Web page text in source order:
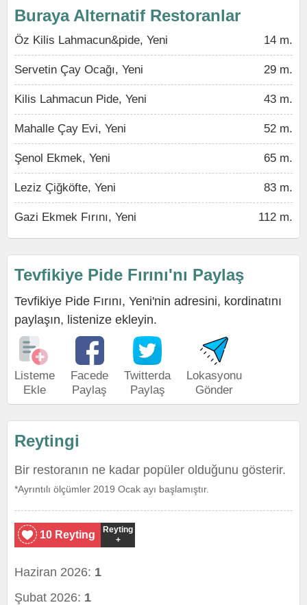
Buraya Alternatif Restoranlar
Öz Kilis Lahmacun&pide, Yeni 14 m.
Servetin Çay Ocağı, Yeni 29 m.
Kilis Lahmacun Pide, Yeni 43 m.
Mahalle Çay Evi, Yeni 52 m.
Şenol Ekmek, Yeni 65 m.
Leziz Çiğköfte, Yeni 83 m.
Gazi Ekmek Fırını, Yeni 112 m.
Tevfikiye Pide Fırını'nı Paylaş
Tevfikiye Pide Fırını, Yeni'nin adresini, kordinatını
paylaşın, listenize ekleyin.
Listeme
Ekle
Facede
Paylaş
Twitterda
Paylaş
Lokasyonu
Gönder
Reytingi
Bir restoranın ne kadar popüler olduğunu gösterir.
*Ayrıntılı ölçümler 2019 Ocak ayı başlamıştır.
10 Reyting
Reyting
+
Haziran 2026: 1
Şubat 2026: 1